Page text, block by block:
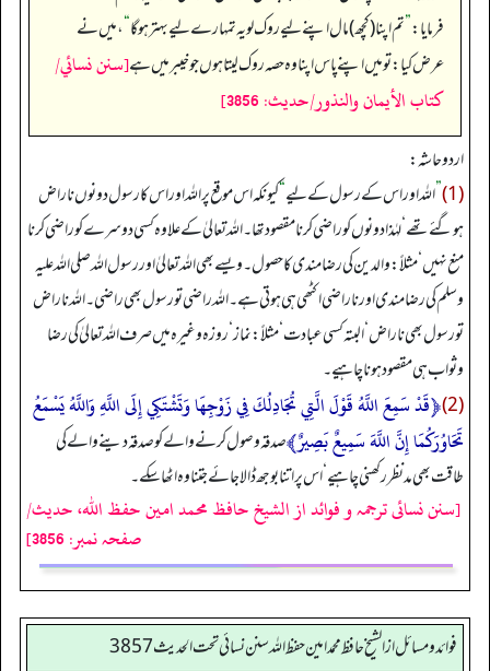
فرمایا:”تم اپنا (کچھ) مال اپنے لیے روک لو یہ تمہارے لیے بہتر ہو گا“، میں نے
عرض کیا: تو میں اپنے پاس اپنا وہ حصہ روک لیتا ہوں جو خیبر میں ہے[سنن نسائي/
كتاب الأيمان والنذور/حدیث: 3856]
اردو حاشہ:
(1)
”اللہ اور اس کے رسول کے لیے“کیونکہ اس موقع پر اللہ اور اس کا رسول دونوں ناراض
ہوگئے تھے‘ لہٰذا دونوں کو راضی کرنا مقصود تھا۔ اللہ تعالیٰ کے علاوہ کسی دوسرے کو راضی کرنا
منع نہیں‘ مثلاً: والدین کی رضا مندی کا حصول۔ ویسے بھی اللہ تعالیٰ اور رسول اللہ صلی اللہ علیہ
وسلم کی رضا مندی اور ناراضی اکٹھی ہی ہوتی ہے۔ اللہ راضی تو رسول بھی راضی۔ اللہ ناراض
تو رسول بھی ناراض‘ البتہ کسی عبادت‘ مثلاً: نماز‘ روزہ وغیرہ میں صرف اللہ تعالیٰ کی رضا
وثواب ہی مقصود ہونا چاہیے۔
(2) ﴿قَدْ سَمِعَ اللَّهُ قَوْلَ الَّتِي تُجَادِلُكَ فِي زَوْجِهَا وَتَشْتَكِي إِلَى اللَّهِ وَاللَّهُ يَسْمَعُ
تَحَاوُرَكُمَا إِنَّ اللَّهَ سَمِيعٌ بَصِيرٌ﴾صدقہ وصول کرنے والے کو صدقہ دینے والے کی
طاقت بھی مدنظر رکھنی چاہیے‘ اس پر اتنا بوجھ ڈالا جائے جتنا وہ اٹھا سکے۔
[سنن نسائی ترجمہ و فوائد از الشیخ حافظ محمد امین حفظ اللہ، حدیث/
صفحہ نمبر: 3856]
فوائد ومسائل از الشيخ حافظ محمد امين حفظ الله سنن نسائي تحت الحديث3857